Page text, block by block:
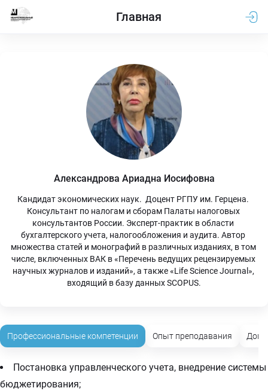
Главная
Александрова Ариадна Иосифовна
Кандидат экономических наук.  Доцент РГПУ им. Герцена.
Консультант по налогам и сборам Палаты налоговых
консультантов России. Эксперт-практик в области
бухгалтерского учета, налогообложения и аудита. Автор
множества статей и монографий в различных изданиях, в том
числе, включенных ВАК в «Перечень ведущих рецензируемых
научных журналов и изданий», а также «Life Science Journal»,
входящий в базу данных SCOPUS.
Профессиональные компетенции Опыт преподавания
Постановка управленческого учета, внедрение системы
бюджетирования;